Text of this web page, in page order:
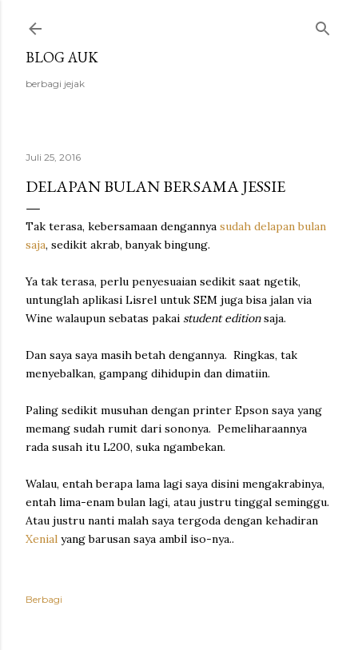
BLOG AUK
berbagi jejak
Juli 25, 2016
DELAPAN BULAN BERSAMA JESSIE
Tak terasa, kebersamaan dengannya sudah delapan bulan
saja, sedikit akrab, banyak bingung.
Ya tak terasa, perlu penyesuaian sedikit saat ngetik,
untunglah aplikasi Lisrel untuk SEM juga bisa jalan via
Wine walaupun sebatas pakai student editionsaja.
Dan saya saya masih betah dengannya. Ringkas, tak
menyebalkan, gampang dihidupin dan dimatiin.
Paling sedikit musuhan dengan printer Epson saya yang
memang sudah rumit dari sononya. Pemeliharaannya
rada susah itu L200, suka ngambekan.
Walau, entah berapa lama lagi saya disini mengakrabinya,
entah lima-enam bulan lagi, atau justru tinggal seminggu.
Atau justru nanti malah saya tergoda dengan kehadiran
Xenial yang barusan saya ambil iso-nya..
Berbagi